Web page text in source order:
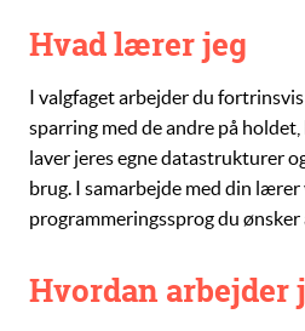
Hvad lærer jeg
I valgfaget arbejder du
sparring med de andre på
laver jeres egnedatastrukturer
brug. I samarbejde med din
programmeringssprog du ønsker
Hvordan arbejder